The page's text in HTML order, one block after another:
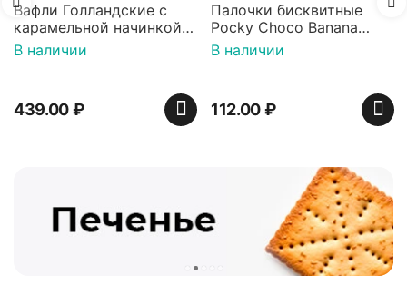
Вафли Голландские с
карамельной начинкой
16 шт по 36 г ТМ Яшкино
В наличии
439.00₽
Палочки бисквитные
Pocky Choco Banana
25гр
В наличии
112.00₽